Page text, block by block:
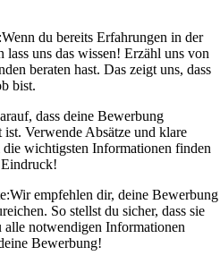
Wenn du bereits Erfahrungen in der
lass uns das wissen! Erzähl uns von
beraten hast. Das zeigt uns, dass
bist.
dass deine Bewerbung
Verwende Absätze und klare
wichtigsten Informationen finden
Wir empfehlen dir, deine Bewerbung
So stellst du sicher, dass sie
notwendigen Informationen
Bewerbung!